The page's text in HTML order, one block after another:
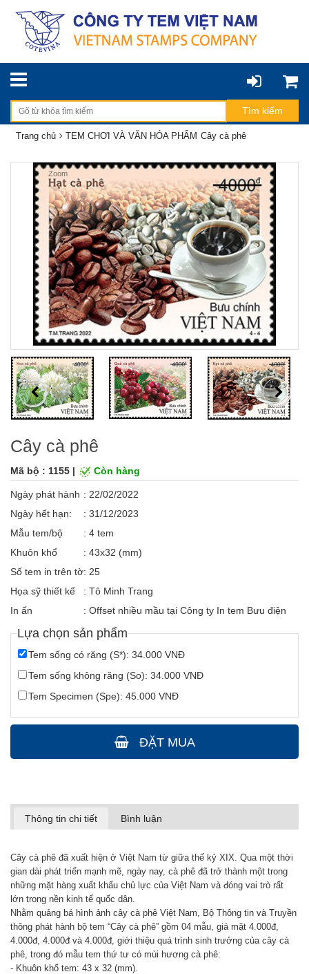
Trang chủ TEM CHƠI VÀ VĂN HÓA PHẨM Cây cà phê
Zoom
Cây cà phê
Mã bộ : 1155 | Còn hàng
Ngày phát hành : 22/02/2022
Ngày hết hạn:
: 31/12/2023
Mẫu tem/bộ
: 4 tem
Khuôn khổ
: 43x32 (mm)
Số tem in trên tờ: 25
Họa sỹ thiết kế
: Tô Minh Trang
In ấn
: Offset nhiều mầu tại Công ty In tem Bưu điện
Lựa chọn sản phẩm
Tem sống có răng (S*): 34.000 VNĐ
Tem sống không răng (So): 34.000 VNĐ
Tem Specimen (Spe): 45.000 VNĐ
ĐẶT MUA
Thông tin chi tiết Bình luận
Cây cà phê đã xuất hiện ở Việt Nam từ giữa thế kỷ XIX. Qua một thời
gian dài phát triển mạnh mẽ, ngày nay, cà phê đã trở thành một trong
những mặt hàng xuất khẩu chủ lực của Việt Nam và đóng vai trò rất
lớn trong nền kinh tế quốc dân.
Nhằm quảng bá hình ảnh cây cà phê Việt Nam, Bộ Thông tin và Truyền
thông phát hành bộ tem “Cây cà phê” gồm 04 mẫu, giá mặt 4.000đ,
4.000đ, 4.000đ và 4.000đ, giới thiệu quá trình sinh trưởng của cây cà
phê, trong đó mẫu tem thứ tư có mùi hương cà phê:
- Khuôn khổ tem: 43 x 32 (mm).